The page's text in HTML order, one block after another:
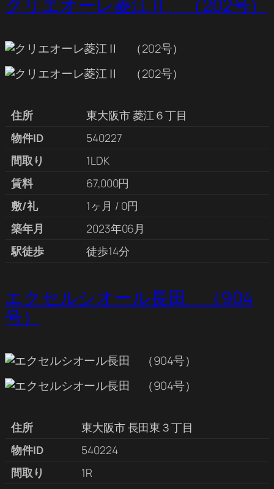
クリエオーレ菱江Ⅱ （202号）
住所
東大阪市 菱江６丁目
物件ID
540227
間取り
1LDK
賃料
67,000円
敷/礼
1ヶ月 / 0円
築年月
2023年06月
駅徒歩
徒歩14分
エクセルシオール長田 （904
号）
住所
東大阪市 長田東３丁目
物件ID
540224
間取り
1R